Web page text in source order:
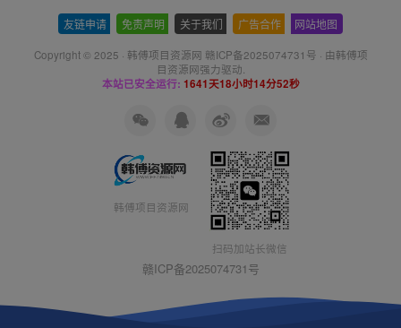
友链申请 免责声明 关于我们 广告合作 网站地图
Copyright © 2025 · 韩傅项目资源网 赣ICP备2025074731号 · 由韩傅项
目资源网强力驱动.
本站已安全运行: 1641天18小时14分53秒
韩傅项目资源网
扫码加站长微信
赣ICP备2025074731号